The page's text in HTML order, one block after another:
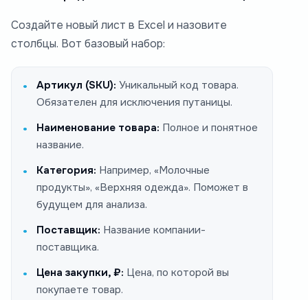
Создайте новый лист в Excel и назовите
столбцы. Вот базовый набор:
Артикул (SKU): Уникальный код товара.
Обязателен для исключения путаницы.
Наименование товара: Полное и понятное
название.
Категория: Например, «Молочные
продукты», «Верхняя одежда». Поможет в
будущем для анализа.
Поставщик: Название компании-
поставщика.
Цена закупки, ₽: Цена, по которой вы
покупаете товар.